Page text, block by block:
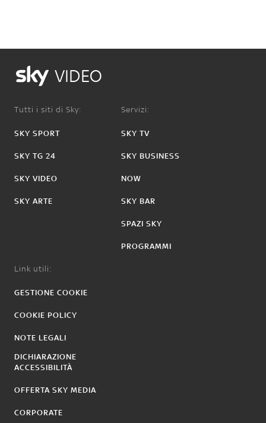
VIDEO
Tutti i siti di Sky:
SKY SPORT
SKY TG 24
SKY VIDEO
SKY ARTE
Servizi:
SKY TV
SKY BUSINESS
NOW
SKY BAR
SPAZI SKY
PROGRAMMI
Link utili:
GESTIONE COOKIE
COOKIE POLICY
NOTE LEGALI
DICHIARAZIONE
ACCESSIBILITÀ
OFFERTA SKY MEDIA
CORPORATE